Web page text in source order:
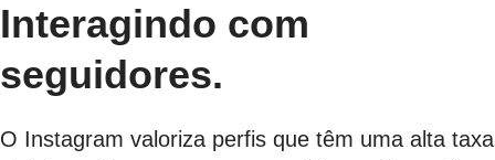
Interagindo com
seguidores.
O Instagram valoriza perfis que têm uma alta taxa